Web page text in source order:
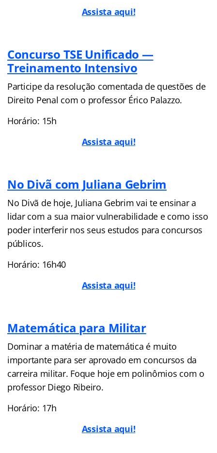
Assista aqui!
Concurso TSE Unificado —
Treinamento Intensivo
Participe da resolução comentada de questões de
Direito Penal com o professor Érico Palazzo.
Horário: 15h
Assista aqui!
No Divã com Juliana Gebrim
No Divã de hoje, Juliana Gebrim vai te ensinar a
lidar com a sua maior vulnerabilidade e como isso
poder interferir nos seus estudos para concursos
públicos.
Horário: 16h40
Assista aqui!
Matemática para Militar
Dominar a matéria de matemática é muito
importante para ser aprovado em concursos da
carreira militar. Foque hoje em polinômios com o
professor Diego Ribeiro.
Horário: 17h
Assista aqui!